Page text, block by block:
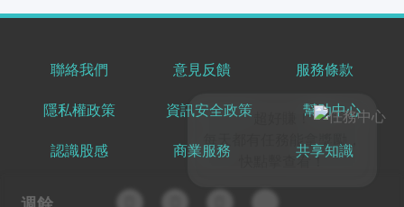
聯絡我們 意見反饋 服務條款
隱私權政策 資訊安全政策 幫助中心
認識股感 商業服務 共享知識
出國就缺這咖？股